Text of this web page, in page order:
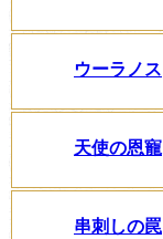
ウーラノス
天使の恩寵
串刺しの罠